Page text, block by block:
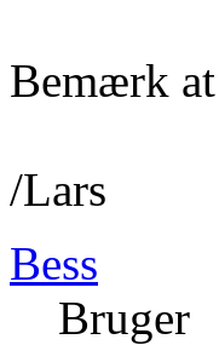
Bemærk
/Lars
Bess
Bruger